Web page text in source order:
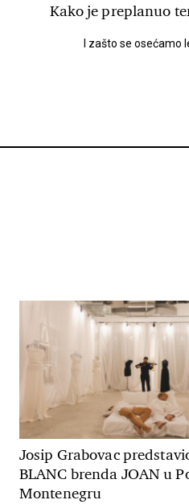
Kako je preplanuo
I zašto se osećamo
Josip Grabovac
BLANC brenda JOAN u
Montenegru